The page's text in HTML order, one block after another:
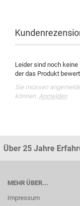
Leider sind noch keine
der das Produkt
Sie müssen
können. Anmelden
Über 25 Jahre
MEHR ÜBER...
Impressum